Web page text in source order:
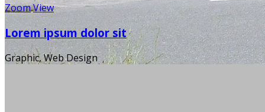
ZoomView
Lorem ipsum dolor sit
Graphic, Web Design